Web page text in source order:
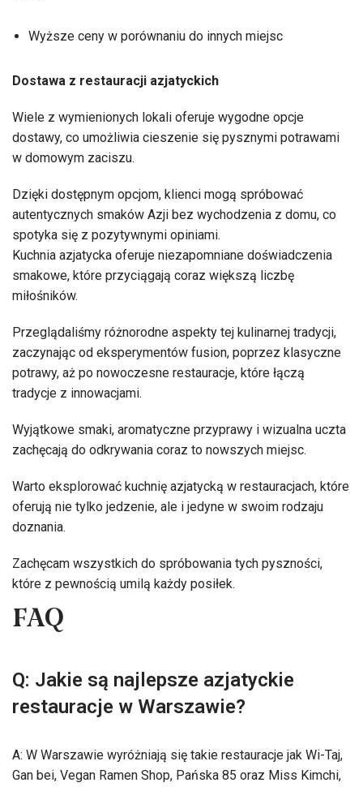
Wyższe ceny w porównaniu do innych miejsc
Dostawa z restauracji azjatyckich
Wiele z wymienionych lokali oferuje wygodne opcje
dostawy, co umożliwia cieszenie się pysznymi potrawami
w domowym zaciszu.
Dzięki dostępnym opcjom, klienci mogą spróbować
autentycznych smaków Azji bez wychodzenia z domu, co
spotyka się z pozytywnymi opiniami.
Kuchnia azjatycka oferuje niezapomniane doświadczenia
smakowe, które przyciągają coraz większą liczbę
miłośników.
Przeglądaliśmy różnorodne aspekty tej kulinarnej tradycji,
zaczynając od eksperymentów fusion, poprzez klasyczne
potrawy, aż po nowoczesne restauracje, które łączą
tradycje z innowacjami.
Wyjątkowe smaki, aromatyczne przyprawy i wizualna uczta
zachęcają do odkrywania coraz to nowszych miejsc.
Warto eksplorować kuchnię azjatycką w restauracjach, które
oferują nie tylko jedzenie, ale i jedyne w swoim rodzaju
doznania.
Zachęcam wszystkich do spróbowania tych pyszności,
które z pewnością umilą każdy posiłek.
FAQ
Q: Jakie są najlepsze azjatyckie
restauracje w Warszawie?
A: W Warszawie wyróżniają się takie restauracje jak Wi-Taj,
Gan bei, Vegan Ramen Shop, Pańska 85 oraz Miss Kimchi,